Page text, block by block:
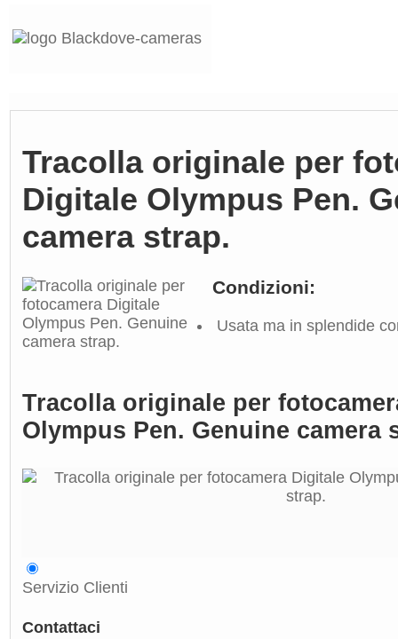
Tracolla originale per
Digitale Olympus Pen.
camera strap.
Condizioni:
Usata ma in splendide
Tracolla originale per
Olympus Pen. Genuine camera
Servizio Clienti
Contattaci